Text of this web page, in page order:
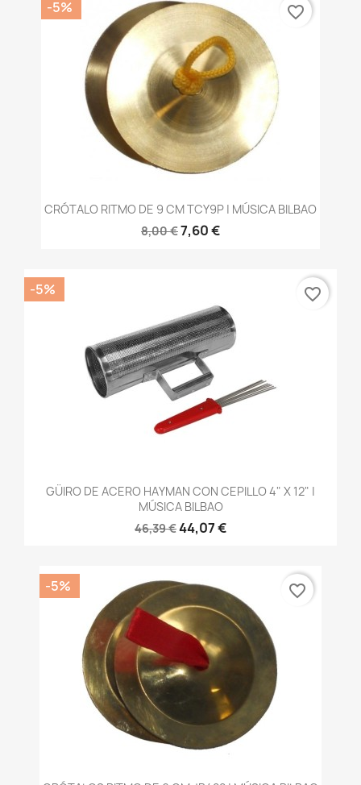
CRÓTALO RITMO DE 9 CM TCY9P | MÚSICA BILBAO
8,00 €7,60 €
-5% favorite_border
GÜIRO DE ACERO HAYMAN CON CEPILLO 4" X 12" |
MÚSICA BILBAO
46,39 €44,07 €
-5% favorite_border
-5% favorite_border